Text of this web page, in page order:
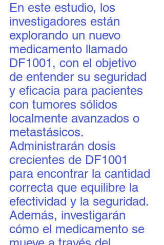
En este estudio, los
investigadores están
explorando un nuevo
medicamento llamado
DF1001, con el objetivo
de entender su seguridad
y eficacia para pacientes
con tumores sólidos
localmente avanzados o
metastásicos.
Administrarán dosis
crecientes de DF1001
para encontrar la cantidad
correcta que equilibre la
efectividad y la seguridad.
Además, investigarán
cómo el medicamento se